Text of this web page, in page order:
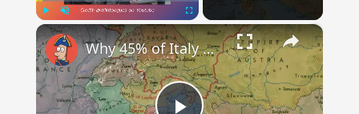
Play Unmute Fullscreen ×
Why 45% of Italy Doesn't Speak "Italian"